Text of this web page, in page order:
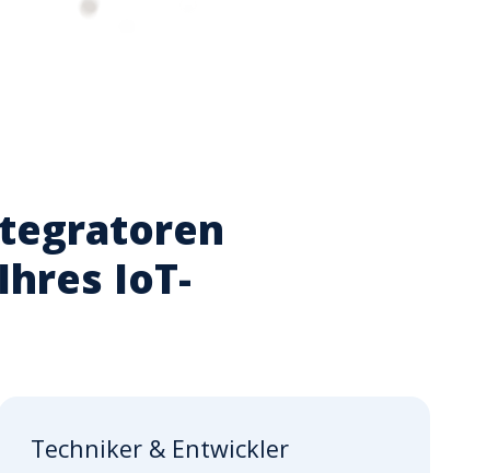
IoT-
Techniker & Entwickler